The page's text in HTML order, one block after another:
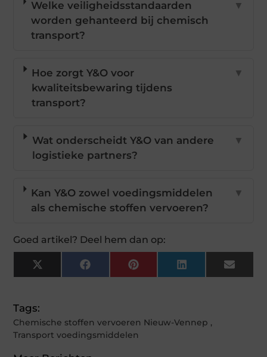
Welke veiligheidsstandaarden
worden gehanteerd bij chemisch
transport?
▼
Hoe zorgt Y&O voor
kwaliteitsbewaring tijdens
transport?
▼
Wat onderscheidt Y&O van andere
logistieke partners?
▼
Kan Y&O zowel voedingsmiddelen
als chemische stoffen vervoeren?
▼
Goed artikel? Deel hem dan op:
X
(Twitter)
FacebookPinterestLinkedInEmail
Tags:
Chemische stoffen vervoeren Nieuw-Vennep ,
Transport voedingsmiddelen